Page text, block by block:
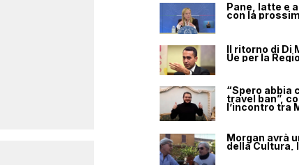
Pane, latte e
con la
Il ritorno di Di
Ue per la
“Spero abbia
travel ban”,
l’incontro tra
Morgan avrà
della Cultura,